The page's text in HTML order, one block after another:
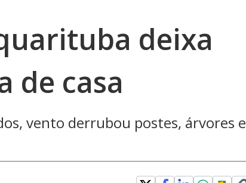
deixa
de casa
vento derrubou postes, árvores e